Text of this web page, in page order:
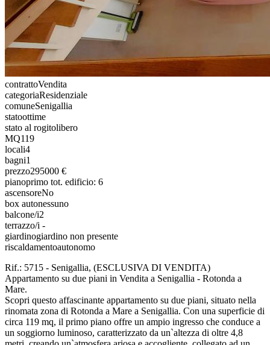
contrattoVendita
categoriaResidenziale
comuneSenigallia
statoottime
stato al rogitolibero
MQ119
locali4
bagni1
prezzo295000 €
pianoprimo tot. edificio: 6
ascensoreNo
box autonessuno
balcone/i2
terrazzo/i -
giardinogiardino non presente
riscaldamentoautonomo
Rif.: 5715 - Senigallia, (ESCLUSIVA DI VENDITA)
Appartamento su due piani in Vendita a Senigallia - Rotonda a
Mare.
Scopri questo affascinante appartamento su due piani, situato nella
rinomata zona di Rotonda a Mare a Senigallia. Con una superficie di
circa 119 mq, il primo piano offre un ampio ingresso che conduce a
un soggiorno luminoso, caratterizzato da un`altezza di oltre 4,8